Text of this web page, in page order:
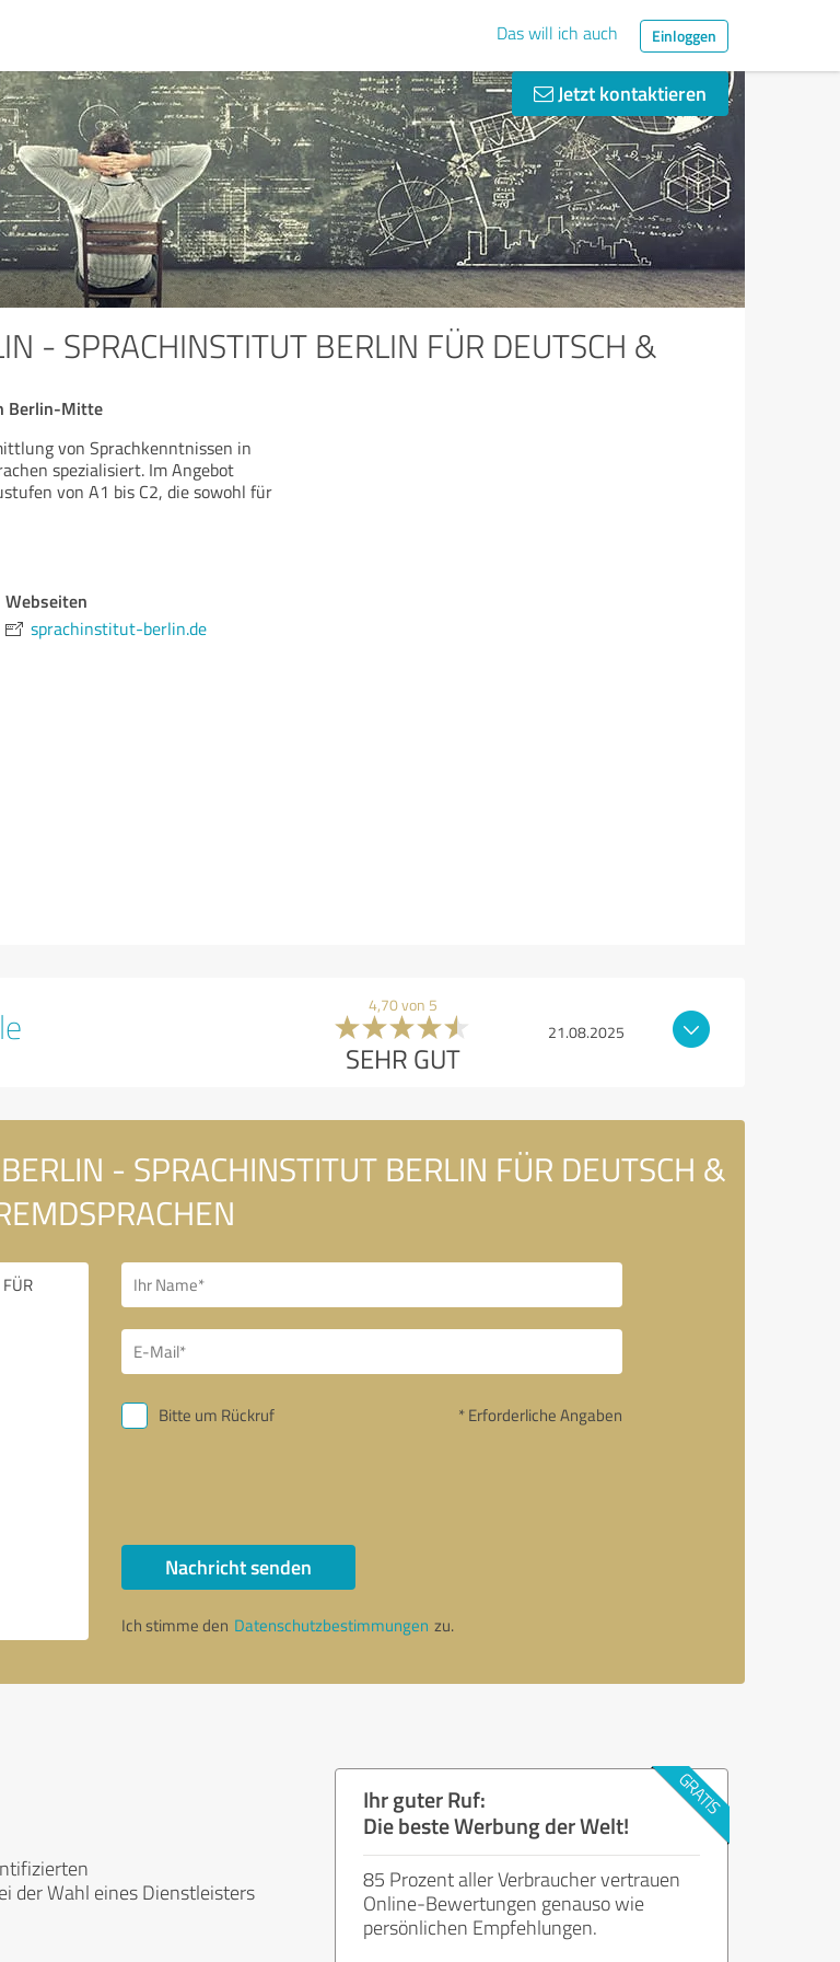
Das will ich auch Einloggen
Jetzt kontaktieren
- SPRACHINSTITUT BERLIN FÜR DEUTSCH &
Berlin-Mitte
von Sprachkenntnissen in
spezialisiert. Im Angebot
von A1 bis C2, die sowohl für
Webseiten
sprachinstitut-berlin.de
4,70 von 5
SEHR GUT
21.08.2025
- SPRACHINSTITUT BERLIN FÜR DEUTSCH &
Bitte um Rückruf * Erforderliche Angaben
Nachricht senden
Ich stimme den Datenschutzbestimmungen zu.
der Wahl eines Dienstleisters
Ihr guter Ruf:
Die beste Werbung der Welt!
85 Prozent aller Verbraucher vertrauen
Online-Bewertungen genauso wie
persönlichen Empfehlungen.